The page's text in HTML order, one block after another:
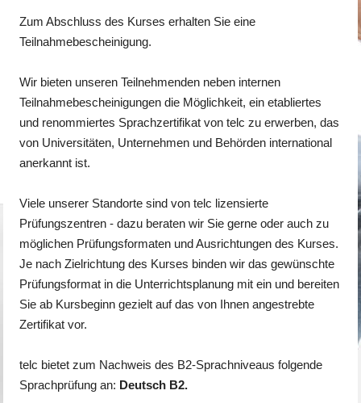
Zum Abschluss des Kurses erhalten Sie eine
Teilnahmebescheinigung.
Wir bieten unseren Teilnehmenden neben internen
Teilnahmebescheinigungen die Möglichkeit, ein etabliertes
und renommiertes Sprachzertifikat von telc zu erwerben, das
von Universitäten, Unternehmen und Behörden international
anerkannt ist.
Viele unserer Standorte sind von telc lizensierte
Prüfungszentren - dazu beraten wir Sie gerne oder auch zu
möglichen Prüfungsformaten und Ausrichtungen des Kurses.
Je nach Zielrichtung des Kurses binden wir das gewünschte
Prüfungsformat in die Unterrichtsplanung mit ein und bereiten
Sie ab Kursbeginn gezielt auf das von Ihnen angestrebte
Zertifikat vor.
telc bietet zum Nachweis des B2-Sprachniveaus folgende
Sprachprüfung an: Deutsch B2.